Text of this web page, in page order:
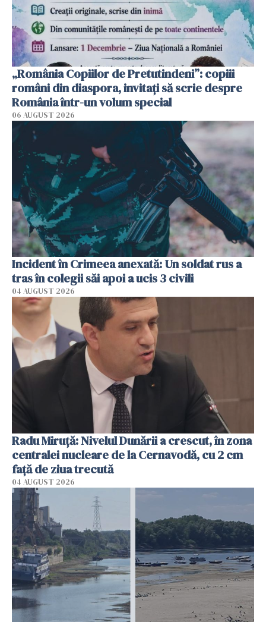
„România Copiilor de Pretutindeni”: copiii
români din diaspora, invitați să scrie despre
România într-un volum special
06 AUGUST 2026
Incident în Crimeea anexată: Un soldat rus a
tras în colegii săi apoi a ucis 3 civili
04 AUGUST 2026
Radu Miruţă: Nivelul Dunării a crescut, în zona
centralei nucleare de la Cernavodă, cu 2 cm
faţă de ziua trecută
04 AUGUST 2026